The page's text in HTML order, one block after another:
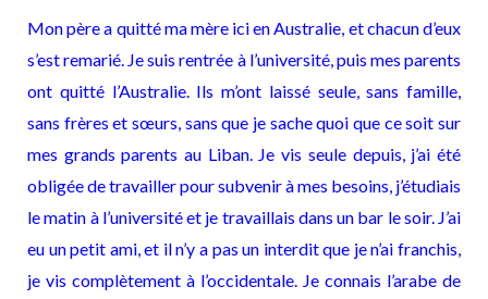
Mon père a quitté ma mère ici en Australie, et chacun d’eux
s’est remarié. Je suis rentrée à l’université, puis mes parents
ont quitté l’Australie. Ils m’ont laissé seule, sans famille,
sans frères et sœurs, sans que je sache quoi que ce soit sur
mes grands parents au Liban. Je vis seule depuis, j’ai été
obligée de travailler pour subvenir à mes besoins, j’étudiais
le matin à l’université et je travaillais dans un bar le soir. J’ai
eu un petit ami, et il n’y a pas un interdit que je n’ai franchis,
je vis complètement à l’occidentale. Je connais l’arabe de